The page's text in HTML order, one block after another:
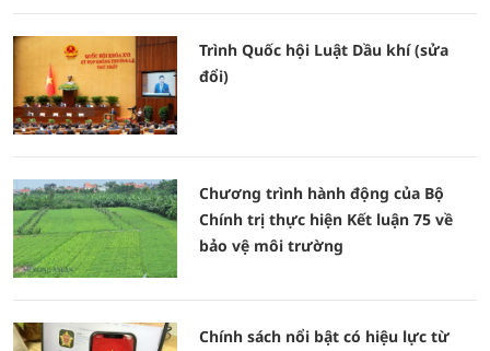
Trình Quốc hội Luật Dầu khí (sửa
đổi)
Chương trình hành động của Bộ
Chính trị thực hiện Kết luận 75 về
bảo vệ môi trường
Chính sách nổi bật có hiệu lực từ